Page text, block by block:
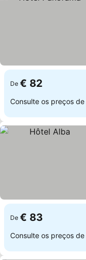
De € 82
Consulte os preços de
De € 83
Consulte os preços de